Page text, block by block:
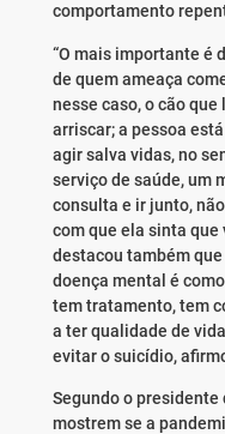
comportamento
“O mais importante é
de quem ameaça
nesse caso, o cão
arriscar; a pessoa
agir salva vidas, no
serviço de saúde, um
consulta e ir junto,
com que ela sinta que
destacou também
doença mental é
tem tratamento, tem
a ter qualidade de
evitar o suicídio,
Segundo o presidente
mostrem se a